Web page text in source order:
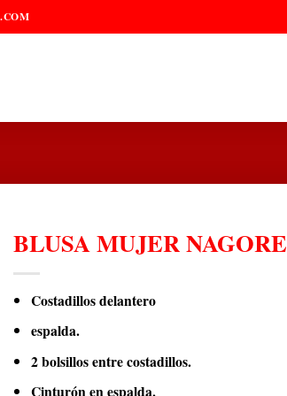
BLUSA MUJER NAGORE
Costadillos delantero
espalda.
2 bolsillos entre costadillos.
Cinturón en espalda.